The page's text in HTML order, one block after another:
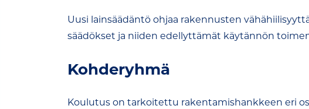
Uusi lainsäädäntö ohjaa rakennusten
säädökset ja niiden edellyttämät käytännön
Kohderyhmä
Koulutus on tarkoitettu rakentamishankkeen eri